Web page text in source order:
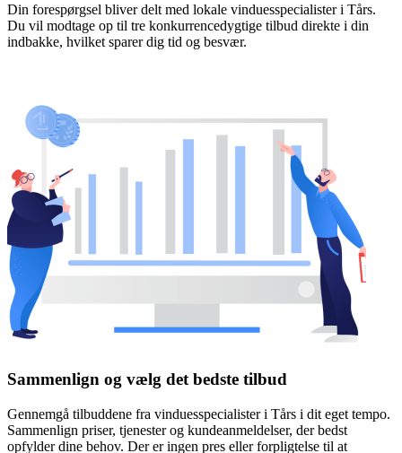
Din forespørgsel bliver delt med lokale vinduesspecialister i Tårs.
Du vil modtage op til tre konkurrencedygtige tilbud direkte i din
indbakke, hvilket sparer dig tid og besvær.
Sammenlign og vælg det bedste tilbud
Gennemgå tilbuddene fra vinduesspecialister i Tårs i dit eget tempo.
Sammenlign priser, tjenester og kundeanmeldelser, der bedst
opfylder dine behov. Der er ingen pres eller forpligtelse til at